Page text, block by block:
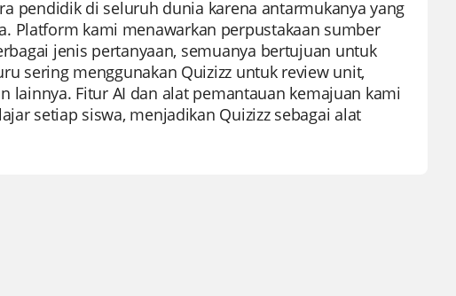
pendidik di seluruh dunia karena antarmukanya yang
Platform kami menawarkan perpustakaan sumber
jenis pertanyaan, semuanya bertujuan untuk
sering menggunakan Quizizz untuk review unit,
lainnya. Fitur AI dan alat pemantauan kemajuan kami
setiap siswa, menjadikan Quizizz sebagai alat